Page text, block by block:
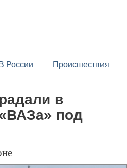
В России Происшествия
в
под